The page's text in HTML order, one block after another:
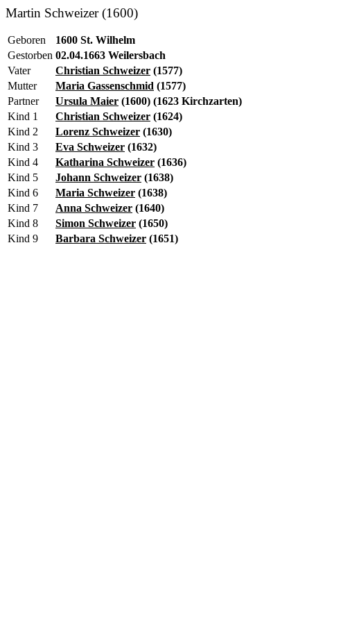
Martin Schweizer (1600)
Geboren
1600 St. Wilhelm
Gestorben 02.04.1663 Weilersbach
Vater
Christian Schweizer (1577)
Mutter
Maria Gassenschmid (1577)
Partner
Ursula Maier (1600) (1623 Kirchzarten)
Kind 1
Christian Schweizer (1624)
Kind 2
Lorenz Schweizer (1630)
Kind 3
Eva Schweizer (1632)
Kind 4
Katharina Schweizer (1636)
Kind 5
Johann Schweizer (1638)
Kind 6
Maria Schweizer (1638)
Kind 7
Anna Schweizer (1640)
Kind 8
Simon Schweizer (1650)
Kind 9
Barbara Schweizer (1651)